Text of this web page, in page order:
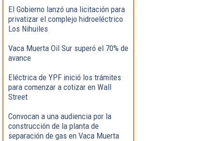
El Gobierno lanzó una licitación para
privatizar el complejo hidroeléctrico
Los Nihuiles
Vaca Muerta Oil Sur superó el 70% de
avance
Eléctrica de YPF inició los trámites
para comenzar a cotizar en Wall
Street
Convocan a una audiencia por la
construcción de la planta de
separación de gas en Vaca Muerta